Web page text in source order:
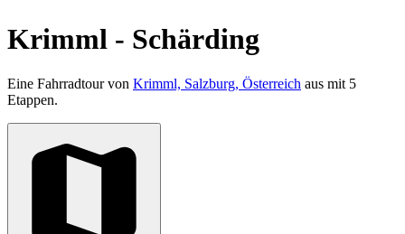
Krimml - Schärding
Eine Fahrradtour von Krimml, Salzburg, Österreich aus mit 5
Etappen.